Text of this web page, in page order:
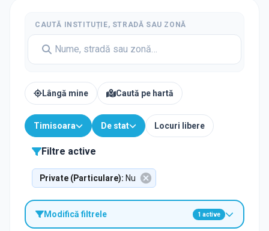
CAUTĂ INSTITUȚIE, STRADĂ SAU ZONĂ
Lângă mine Caută pe hartă
Timisoara De stat Locuri libere
Filtre active
Private (Particulare): Nu
Modifică filtrele 1 active